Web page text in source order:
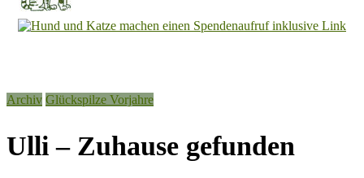
Tierheim
für
Archiv Glückspilze Vorjahre
Ulli – Zuhause gefunden